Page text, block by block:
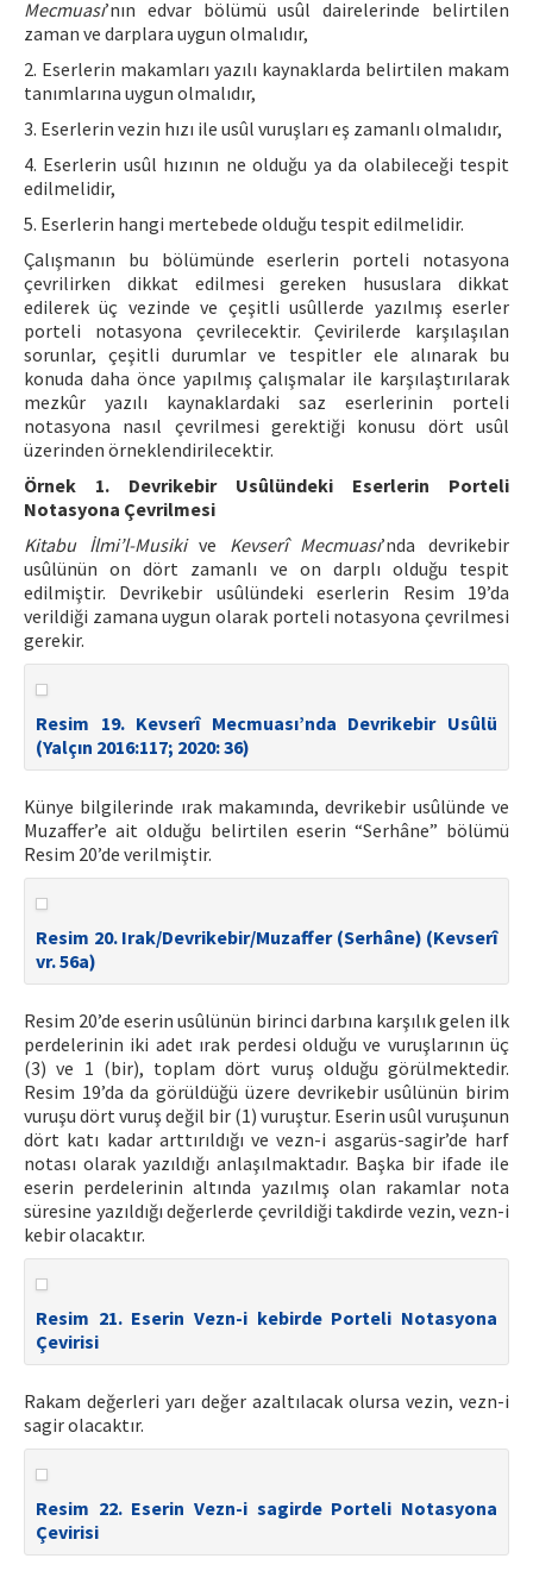
Mecmuası’nın edvar bölümü usûl dairelerinde belirtilen
zaman ve darplara uygun olmalıdır,
2. Eserlerin makamları yazılı kaynaklarda belirtilen makam
tanımlarına uygun olmalıdır,
3. Eserlerin vezin hızı ile usûl vuruşları eş zamanlı olmalıdır,
4. Eserlerin usûl hızının ne olduğu ya da olabileceği tespit
edilmelidir,
5. Eserlerin hangi mertebede olduğu tespit edilmelidir.
Çalışmanın bu bölümünde eserlerin porteli notasyona
çevrilirken dikkat edilmesi gereken hususlara dikkat
edilerek üç vezinde ve çeşitli usûllerde yazılmış eserler
porteli notasyona çevrilecektir. Çevirilerde karşılaşılan
sorunlar, çeşitli durumlar ve tespitler ele alınarak bu
konuda daha önce yapılmış çalışmalar ile karşılaştırılarak
mezkûr yazılı kaynaklardaki saz eserlerinin porteli
notasyona nasıl çevrilmesi gerektiği konusu dört usûl
üzerinden örneklendirilecektir.
Örnek 1. Devrikebir Usûlündeki Eserlerin Porteli
Notasyona Çevrilmesi
Kitabu İlmi’l-Musikive Kevserî Mecmuası’nda devrikebir
usûlünün on dört zamanlı ve on darplı olduğu tespit
edilmiştir. Devrikebir usûlündeki eserlerin Resim 19’da
verildiği zamana uygun olarak porteli notasyona çevrilmesi
gerekir.
Resim 19. Kevserî Mecmuası’nda Devrikebir Usûlü
(Yalçın 2016:117; 2020: 36)
Künye bilgilerinde ırak makamında, devrikebir usûlünde ve
Muzaffer’e ait olduğu belirtilen eserin “Serhâne” bölümü
Resim 20’de verilmiştir.
Resim 20. Irak/Devrikebir/Muzaffer (Serhâne) (Kevserî
vr. 56a)
Resim 20’de eserin usûlünün birinci darbına karşılık gelen ilk
perdelerinin iki adet ırak perdesi olduğu ve vuruşlarının üç
(3) ve 1 (bir), toplam dört vuruş olduğu görülmektedir.
Resim 19’da da görüldüğü üzere devrikebir usûlünün birim
vuruşu dört vuruş değil bir (1) vuruştur. Eserin usûl vuruşunun
dört katı kadar arttırıldığı ve vezn-i asgarüs-sagir’de harf
notası olarak yazıldığı anlaşılmaktadır. Başka bir ifade ile
eserin perdelerinin altında yazılmış olan rakamlar nota
süresine yazıldığı değerlerde çevrildiği takdirde vezin, vezn-i
kebir olacaktır.
Resim 21. Eserin Vezn-i kebirde Porteli Notasyona
Çevirisi
Rakam değerleri yarı değer azaltılacak olursa vezin, vezn-i
sagir olacaktır.
Resim 22. Eserin Vezn-i sagirde Porteli Notasyona
Çevirisi